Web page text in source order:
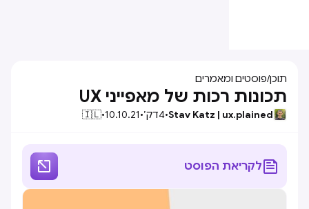
תוכן/פוסטים ומאמרים
תכונות רכות של מאפייני UX
Stav Katz | ux.plained
•
4דק׳•
10.10.21
•
🇮🇱
לקריאת הפוסט 